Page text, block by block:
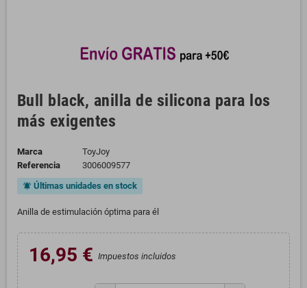
Bull black, anilla de silicona para los
más exigentes
Marca
ToyJoy
Referencia
3006009577
notifications_active Últimas unidades en stock
Anilla de estimulación óptima para él
16,95 € Impuestos incluidos